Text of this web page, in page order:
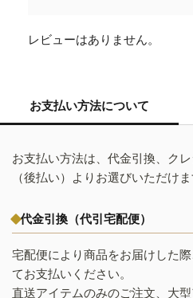
レビューはありません。
お支払い方法について
お支払い方法は、代金引換、ク
（後払い）よりお選びいただけま
代金引換（代引宅配便）
宅配便により商品をお届けした
てお支払いください。
直送アイテムのみのご注文、大